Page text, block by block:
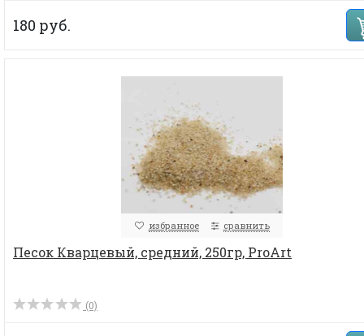
180 руб.
избранное сравнить
Песок Кварцевый, средний, 250гр, ProArt
(0)